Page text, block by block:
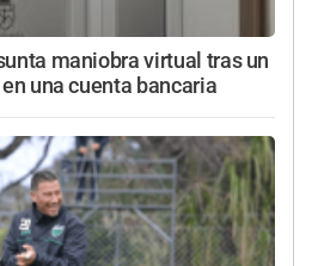
maniobra virtual tras un
una cuenta bancaria